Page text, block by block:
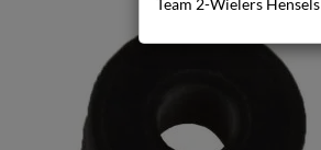
Team 2-Wielers Hensels